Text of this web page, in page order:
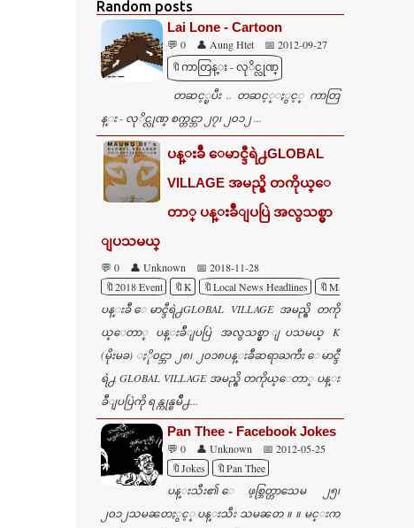
Random posts
Lai Lone - Cartoon
💬 0 👤 Aung Htet
📅 2012-09-27
🔖ကာတြန္း - လုိင္လုဏ္
တဆင့္ၿပီး .. တဆင့္ႏွင့္ ကာတြ
န္း - လုိင္လုဏ္ စက္တင္ဘာ ၂၇၊ ၂၀၁၂ ...
ပန္းခ်ီ ေမာင္ဒီရဲ႕GLOBAL
VILLAGE အမည္ရွိ တကိုယ္ေ
တာ္ ပန္းခ်ီျပပြဲ အလွသစ္မွာ
ျပသမယ္
💬 0 👤 Unknown
📅 2018-11-28
🔖2018 Event
🔖K 🔖Local News Headlines
🔖Maung D
ပန္းခ်ီ ေမာင္ဒီရဲ႕GLOBAL VILLAGE အမည္ရွိ တကို
ယ္ေတာ္ ပန္းခ်ီျပပြဲ အလွသစ္မွာ ျပသမယ္ K
(မိုးမခ) ႏို၀င္ဘာ ၂၈၊ ၂၀၁၈ပန္းခ်ီဆရာႀကီး ေမာင္ဒီ
ရဲ႕ GLOBAL VILLAGE အမည္ရွိ တကိုယ္ေတာ္ ပန္း
ခ်ီျပပြဲကို ရန္ကုန္ၿမိဳ႕...
Pan Thee - Facebook Jokes
💬 0 👤 Unknown
📅 2012-05-25
🔖Jokes
🔖Pan Thee
ပန္းသီး၏ ေဖ့စ္ဘြတ္ဟာသေမ ၂၅၊
၂၀၁၂သမၼတႏွင့္ ပန္းသီး သမၼတ ။ ။ မင္းက